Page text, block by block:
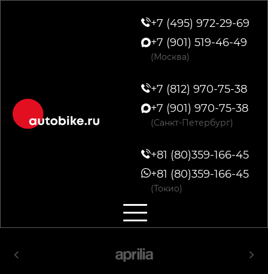
+7 (495) 972-29-69
+7 (901) 519-46-49
(Москва)
+7 (812) 970-75-38
+7 (901) 970-75-38
(Санкт-Петербург)
+81 (80)359-166-45
+81 (80)359-166-45
(Токио)